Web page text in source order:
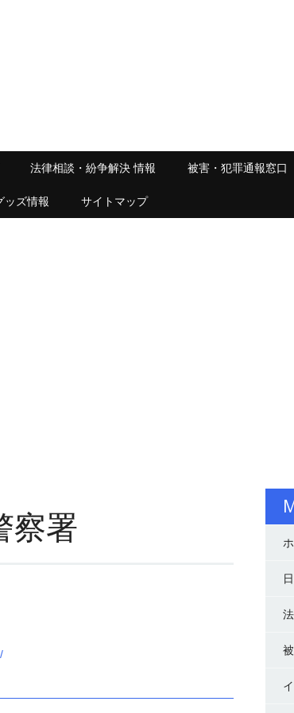
法律相談・紛争解決 情報 被害・犯罪通報窓口
ッズ情報 サイトマップ
察署